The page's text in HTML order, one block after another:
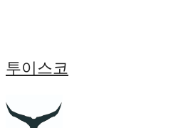
투이스코